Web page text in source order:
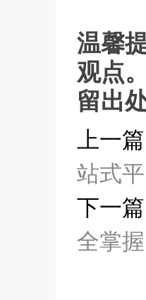
温馨
观点
留出
上一
站式
下一
全掌握